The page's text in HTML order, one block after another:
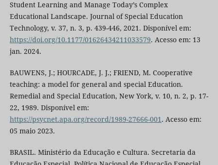
Student Learning and Manage Today’s Complex
Educational Landscape. Journal of Special Education
Technology, v. 37, n. 3, p. 439-446, 2021. Disponível em:
https://doi.org/10.1177/01626434211033579. Acesso em: 13
jan. 2024.
BAUWENS, J.; HOURCADE, J. J.; FRIEND, M. Cooperative
teaching: a model for general and special Education.
Remedial and Special Education, New York, v. 10, n. 2, p. 17-
22, 1989. Disponível em:
https://psycnet.apa.org/record/1989-27666-001. Acesso em:
05 maio 2023.
BRASIL. Ministério da Educação e Cultura. Secretaria da